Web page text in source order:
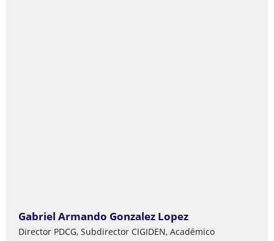
Gabriel Armando Gonzalez Lopez
Director PDCG, Subdirector CIGIDEN, Académico